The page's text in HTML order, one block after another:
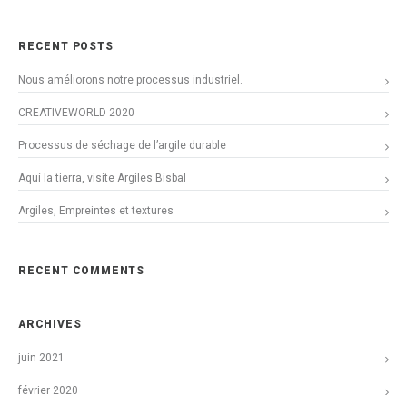
RECENT POSTS
Nous améliorons notre processus industriel.
CREATIVEWORLD 2020
Processus de séchage de l’argile durable
Aquí la tierra, visite Argiles Bisbal
Argiles, Empreintes et textures
RECENT COMMENTS
ARCHIVES
juin 2021
février 2020